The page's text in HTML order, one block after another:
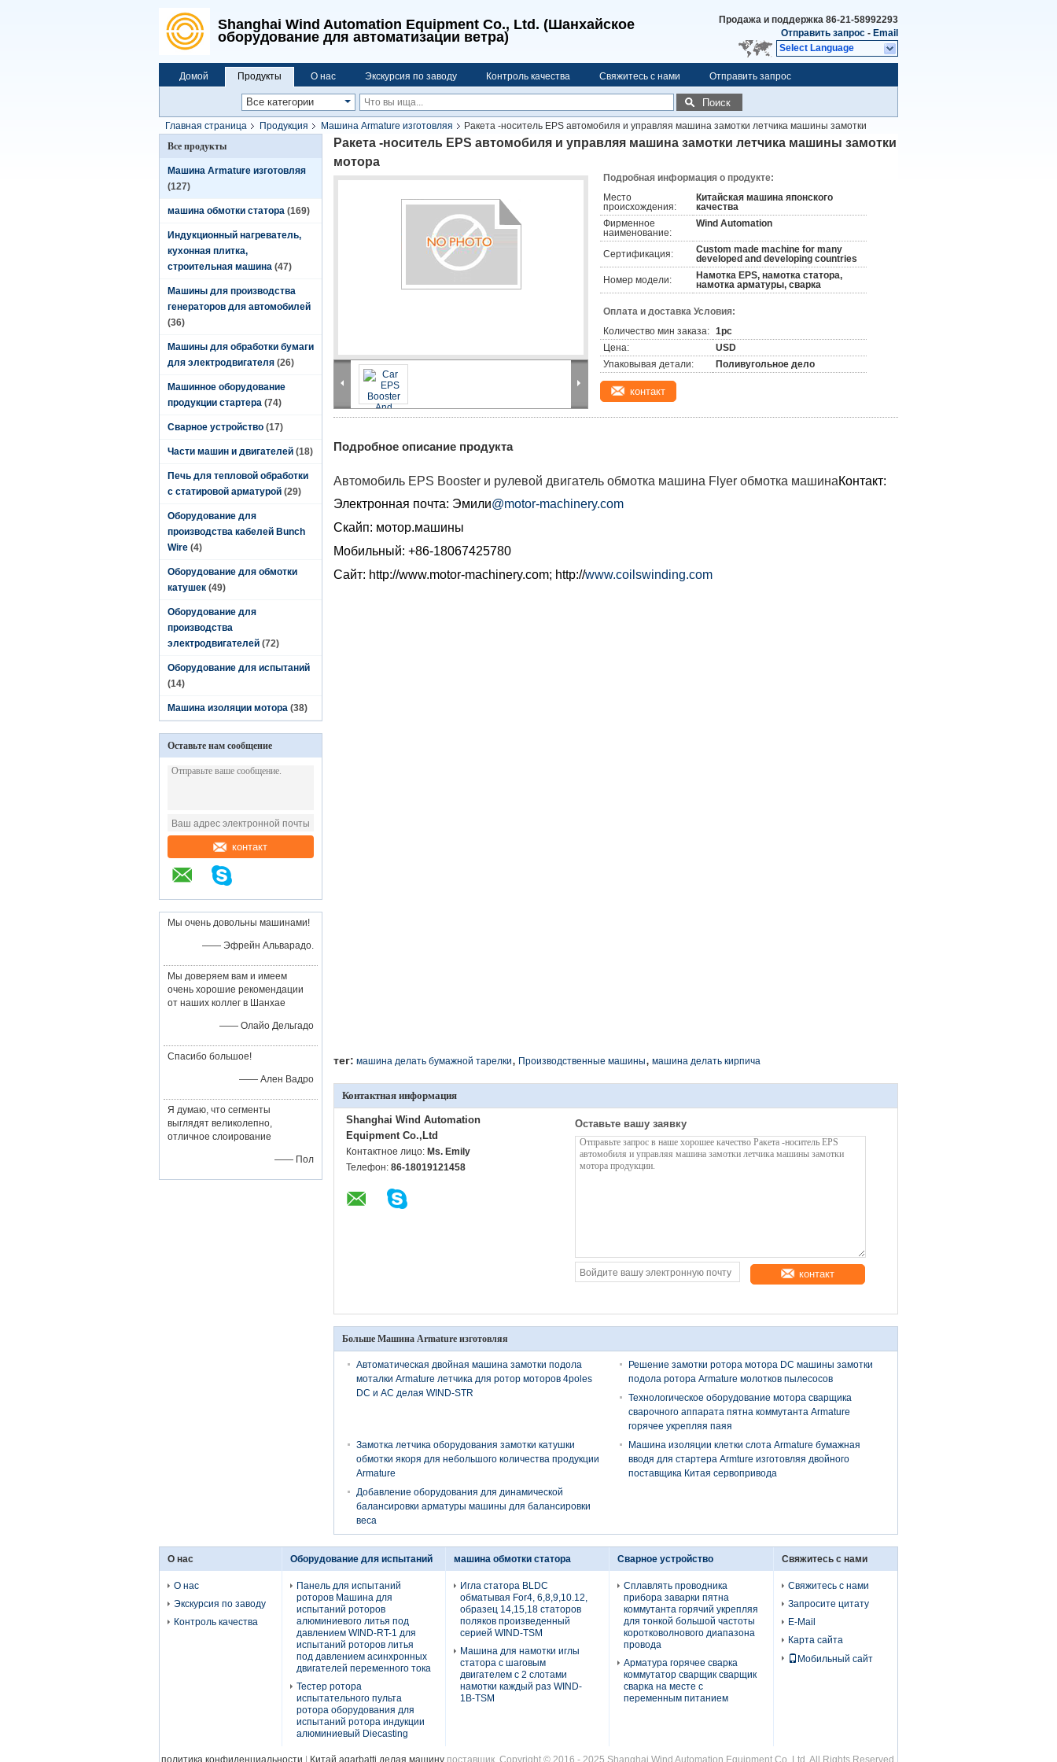
Shanghai Wind Automation Equipment Co., Ltd. (Шанхайское
оборудование для автоматизации ветра)
Продажа и поддержка 86-21-58992293
Отправить запрос - Email
Select Language
Домой Продукты О нас Экскурсия по заводу Контроль качества Свяжитесь с нами Отправить запрос
Поиск
Главная страница Продукция Машина Armature изготовляя
Ракета -носитель EPS автомобиля и управляя машина замотки летчика машины замотки
мотора
Все продукты
Машина Armature изготовляя
(127)
машина обмотки статора (169)
Индукционный нагреватель,
кухонная плитка,
строительная машина (47)
Машины для производства
генераторов для автомобилей
(36)
Машины для обработки бумаги
для электродвигателя (26)
Машинное оборудование
продукции стартера (74)
Сварное устройство (17)
Части машин и двигателей (18)
Печь для тепловой обработки
с статировой арматурой (29)
Оборудование для
производства кабелей Bunch
Wire (4)
Оборудование для обмотки
катушек (49)
Оборудование для
производства
электродвигателей (72)
Оборудование для испытаний
(14)
Машина изоляции мотора (38)
Оставьте нам сообщение
контакт
Мы очень довольны машинами!
—— Эфрейн Альварадо.
Мы доверяем вам и имеем
очень хорошие рекомендации
от наших коллег в Шанхае
—— Олайо Дельгадо
Спасибо большое!
—— Ален Вадро
Я думаю, что сегменты
выглядят великолепно,
отличное слоирование
—— Пол
Ракета -носитель EPS автомобиля и управляя машина замотки летчика машины замотки
мотора
Подробная информация о продукте:
Место
происхождения:
Китайская машина японского
качества
Фирменное
наименование:
Wind Automation
Сертификация:
Custom made machine for many
developed and developing countries
Номер модели:
Намотка EPS, намотка статора,
намотка арматуры, сварка
Оплата и доставка Условия:
Количество мин заказа: 1pc
Цена:
USD
Упаковывая детали:
Поливугольное дело
контакт
Подробное описание продукта
Автомобиль EPS Booster и рулевой двигатель обмотка машина Flyer обмотка машинаКонтакт:
Электронная почта: Эмили@motor-machinery.com
Скайп: мотор.машины
Мобильный: +86-18067425780
Сайт: http://www.motor-machinery.com; http://www.coilswinding.com
тег: машина делать бумажной тарелки, Производственные машины, машина делать кирпича
Контактная информация
Shanghai Wind Automation
Equipment Co.,Ltd
Контактное лицо: Ms. Emily
Телефон: 86-18019121458
Оставьте вашу заявку
контакт
Больше Машина Armature изготовляя
Автоматическая двойная машина замотки подола
моталки Armature летчика для ротор моторов 4poles
DC и AC делая WIND-STR
Решение замотки ротора мотора DC машины замотки
подола ротора Armature молотков пылесосов
Технологическое оборудование мотора сварщика
сварочного аппарата пятна коммутанта Armature
горячее укрепляя паяя
Замотка летчика оборудования замотки катушки
обмотки якоря для небольшого количества продукции
Armature
Машина изоляции клетки слота Armature бумажная
вводя для стартера Armture изготовляя двойного
поставщика Китая сервопривода
Добавление оборудования для динамической
балансировки арматуры машины для балансировки
веса
О нас
О нас
Экскурсия по заводу
Контроль качества
Оборудование для испытаний
Панель для испытаний
роторов Машина для
испытаний роторов
алюминиевого литья под
давлением WIND-RT-1 для
испытаний роторов литья
под давлением асинхронных
двигателей переменного тока
Тестер ротора
испытательного пульта
ротора оборудования для
испытаний ротора индукции
алюминиевый Diecasting
машина обмотки статора
Игла статора BLDC
обматывая For4, 6,8,9,10.12,
образец 14,15,18 статоров
поляков произведенный
серией WIND-TSM
Машина для намотки иглы
статора с шаговым
двигателем с 2 слотами
намотки каждый раз WIND-
1B-TSM
Сварное устройство
Сплавлять проводника
прибора заварки пятна
коммутанта горячий укрепляя
для тонкой большой частоты
коротковолнового диапазона
провода
Арматура горячее сварка
коммутатор сварщик сварщик
сварка на месте с
переменным питанием
Свяжитесь с нами
Свяжитесь с нами
Запросите цитату
E-Mail
Карта сайта
Мобильный сайт
политика конфиденциальности Китай agarbatti делая машинупоставщик. Copyright © 2016 - 2025 Shanghai Wind Automation Equipment Co.,Ltd. All Rights Reserved.